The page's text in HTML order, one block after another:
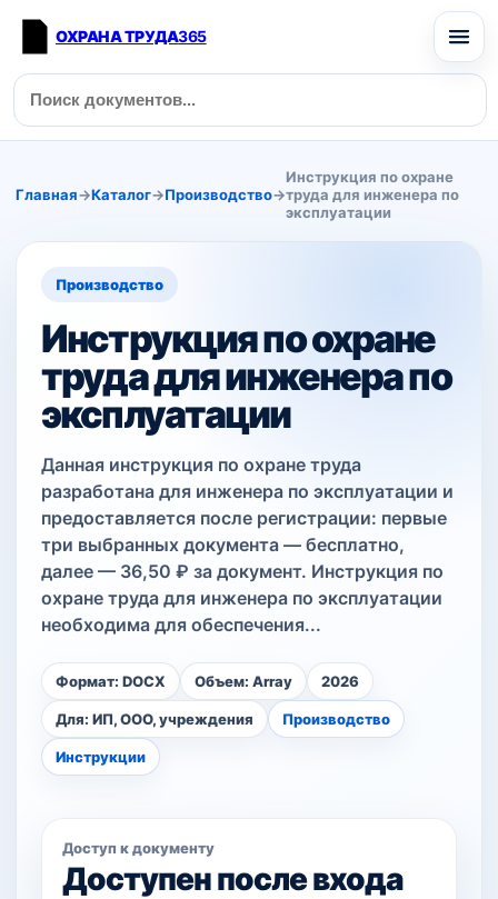
ОХРАНА ТРУДА365
Главная→Каталог→Производство→
Инструкция по охране
труда для инженера по
эксплуатации
Производство
Инструкция по охране
труда для инженера по
эксплуатации
Данная инструкция по охране труда
разработана для инженера по эксплуатации и
предоставляется после регистрации: первые
три выбранных документа — бесплатно,
далее — 36,50 ₽ за документ. Инструкция по
охране труда для инженера по эксплуатации
необходима для обеспечения...
Формат: DOCX Объем: Array 2026
Для: ИП, ООО, учреждения Производство
Инструкции
Доступ к документу
Доступен после входа